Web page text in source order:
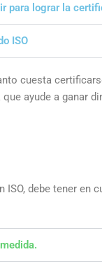
para lograr la
ISO
cuesta
ayude a ganar
debe tener en